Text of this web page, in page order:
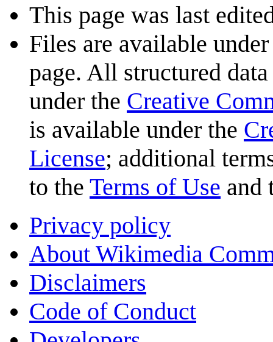
This page was last
Files are available
page. All structured
under the Creative
is available under the
License; additional
to the Terms of Use and
Privacy policy
About Wikimedia
Disclaimers
Code of Conduct